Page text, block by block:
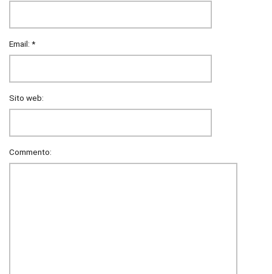
Email: *
Sito web:
Commento: